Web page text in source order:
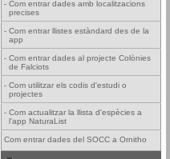
- Com entrar dades amb localitzacions
precises
- Com entrar llistes estàndard des de la
app
- Com entrar dades al projecte Colònies
de Falciots
- Com utilitzar els codis d'estudi o
projectes
- Com actualitzar la llista d'espècies a
l'app NaturaList
Com entrar dades del SOCC a Ornitho